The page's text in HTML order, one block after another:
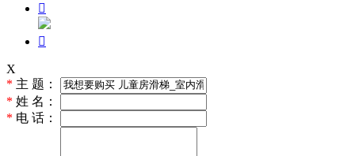


X
* 主 题：
* 姓 名：
* 电 话：